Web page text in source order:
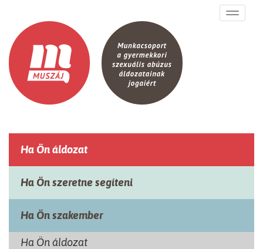
Toggle
Ha Ön áldozat
Ha Ön szeretne segíteni
Ha Ön szakember
Ha Ön áldozat